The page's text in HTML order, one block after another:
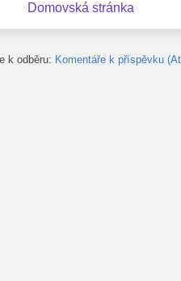
Domovská stránka
k odběru: Komentáře k příspěvku